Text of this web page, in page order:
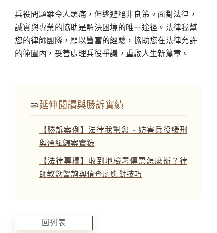
兵役問題雖令人頭痛，但逃避絕非良策。面對法律，
誠實與專業的協助是解決困境的唯一途徑。法律我幫
您的律師團隊，願以豐富的經驗，協助您在法律允許
的範圍內，妥善處理兵役爭議，重啟人生新篇章。
延伸閱讀與勝訴實績
【勝訴案例】法律我幫您 - 妨害兵役緩刑
與通緝歸案實錄
【法律專欄】收到地檢署傳票怎麼辦？律
師教您警詢與偵查庭應對技巧
回列表